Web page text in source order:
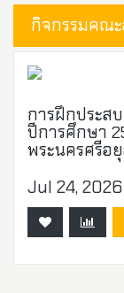
กิจกรรมคณ
การฝึกประส
ปีการศึกษา
พระนครศรีอ
Jul 24, 2026